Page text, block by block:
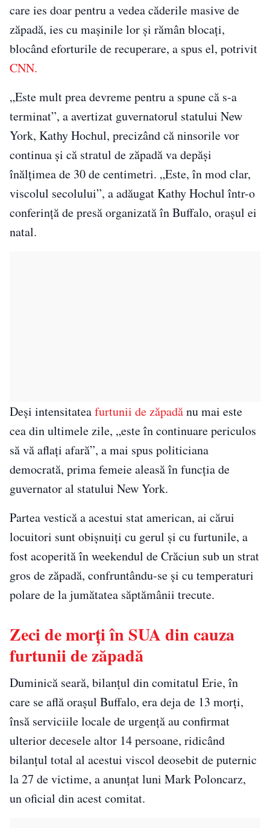
care ies doar pentru a vedea căderile masive de
zăpadă, ies cu mașinile lor și rămân blocați,
blocând eforturile de recuperare, a spus el, potrivit
CNN.
„Este mult prea devreme pentru a spune că s-a
terminat”, a avertizat guvernatorul statului New
York, Kathy Hochul, precizând că ninsorile vor
continua şi că stratul de zăpadă va depăşi
înălţimea de 30 de centimetri. „Este, în mod clar,
viscolul secolului”, a adăugat Kathy Hochul într-o
conferinţă de presă organizată în Buffalo, oraşul ei
natal.
Deşi intensitateafurtunii de zăpadănu mai este
cea din ultimele zile, „este în continuare periculos
să vă aflaţi afară”, a mai spus politiciana
democrată, prima femeie aleasă în funcţia de
guvernator al statului New York.
Partea vestică a acestui stat american, ai cărui
locuitori sunt obişnuiţi cu gerul şi cu furtunile, a
fost acoperită în weekendul de Crăciun sub un strat
gros de zăpadă, confruntându-se şi cu temperaturi
polare de la jumătatea săptămânii trecute.
Zeci de morți în SUA din cauza
furtunii de zăpadă
Duminică seară, bilanţul din comitatul Erie, în
care se află oraşul Buffalo, era deja de 13 morţi,
însă serviciile locale de urgenţă au confirmat
ulterior decesele altor 14 persoane, ridicând
bilanţul total al acestui viscol deosebit de puternic
la 27 de victime, a anunţat luni Mark Poloncarz,
un oficial din acest comitat.